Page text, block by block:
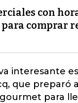
con
comprar
interesante es
que preparó
para